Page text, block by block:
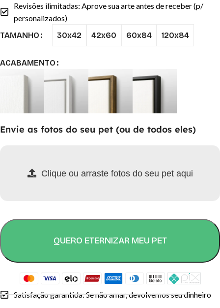
Revisões ilimitadas: Aprove sua arte antes de receber (p/
personalizados)
TAMANHO
30x42 42x60 60x84 120x84
ACABAMENTO
Envie as fotos do seu pet (ou de todos eles)
Clique ou arraste fotos do seu pet aqui
QUERO ETERNIZAR MEU PET
Satisfação garantida: Se não amar, devolvemos seu dinheiro